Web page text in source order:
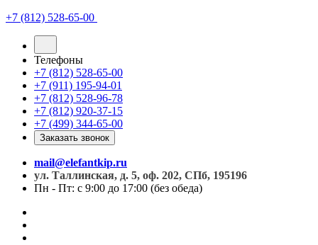
+7 (812) 528-65-00
Телефоны
+7 (812) 528-65-00
+7 (911) 195-94-01
+7 (812) 528-96-78
+7 (812) 920-37-15
+7 (499) 344-65-00
Заказать звонок
mail@elefantkip.ru
ул. Таллинская, д. 5, оф. 202, СПб, 195196
Пн - Пт: с 9:00 до 17:00 (без обеда)